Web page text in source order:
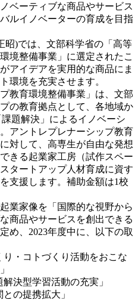
ベーティブな商品やサービス
ルイノベーターの育成を目指
昭)では、文部科学省の「高等
境整備事業」に選定されたこ
アイデアを実用的な商品にま
環境を充実させます。
教育環境整備事業」は、文部
の教育拠点として、各地域か
題解決」によるイノベーシ
アントレプレナーシップ教育
対して、高専生が自由な発想
きる起業家工房（試作スペー
タートアップ人材育成に資す
支援します。補助金額は1校
業家像を「国際的な視野から
商品やサービスを創出できる
め、2023年度中に、以下の取
・コトづくり活動をおこな
決型学習活動の充実」
の提携拡大」